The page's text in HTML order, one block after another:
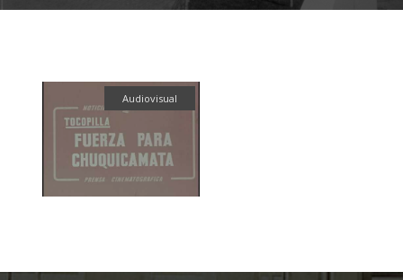
Audiovisual